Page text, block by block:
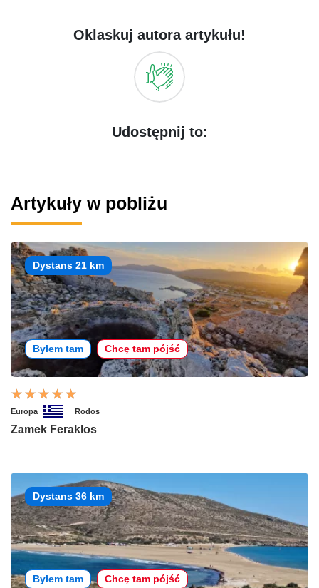
Oklaskuj autora artykułu!
Udostępnij to:
Artykuły w pobliżu
Dystans 21 km
Byłem tam Chcę tam pójść
Europa Rodos
Zamek Feraklos
Dystans 36 km
Byłem tam Chcę tam pójść